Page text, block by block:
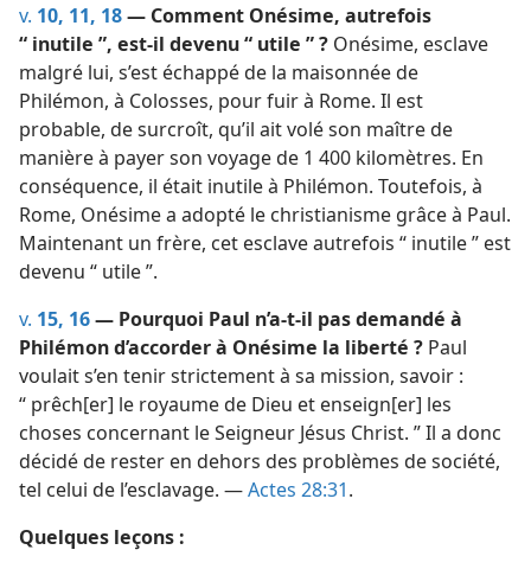
v. 10, 11, 18— Comment Onésime, autrefois
“ inutile ”, est-​il devenu “ utile ” ? Onésime, esclave
malgré lui, s’est échappé de la maisonnée de
Philémon, à Colosses, pour fuir à Rome. Il est
probable, de surcroît, qu’il ait volé son maître de
manière à payer son voyage de 1 400 kilomètres. En
conséquence, il était inutile à Philémon. Toutefois, à
Rome, Onésime a adopté le christianisme grâce à Paul.
Maintenant un frère, cet esclave autrefois “ inutile ” est
devenu “ utile ”.
v. 15, 16— Pourquoi Paul n’a-​t-​il pas demandé à
Philémon d’accorder à Onésime la liberté ? Paul
voulait s’en tenir strictement à sa mission, savoir :
“ prêch[er] le royaume de Dieu et enseign[er] les
choses concernant le Seigneur Jésus Christ. ” Il a donc
décidé de rester en dehors des problèmes de société,
tel celui de l’esclavage. —Actes 28:31.
Quelques leçons :